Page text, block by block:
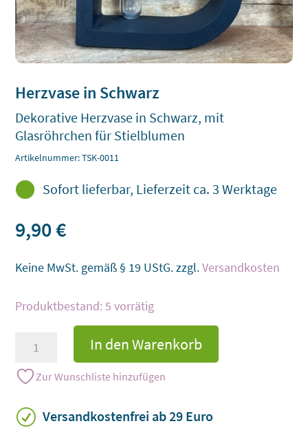
Herzvase in Schwarz
Dekorative Herzvase in Schwarz, mit
Glasröhrchen für Stielblumen
Artikelnummer:TSK-0011
 Sofort lieferbar, Lieferzeit ca. 3 Werktage
9,90€
Keine MwSt. gemäß § 19 UStG.zzgl.Versandkosten
5 vorrätig
Schwarz
Menge
In den Warenkorb
Zur Wunschliste hinzufügen
R Versandkostenfrei ab 29 Euro